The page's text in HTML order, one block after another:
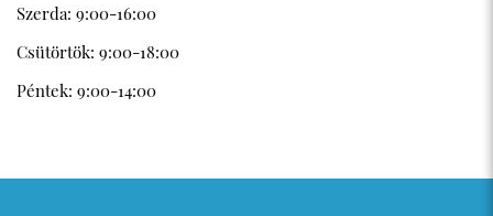
Szerda: 9:00-16:00
Csütörtök: 9:00-18:00
Péntek: 9:00-14:00